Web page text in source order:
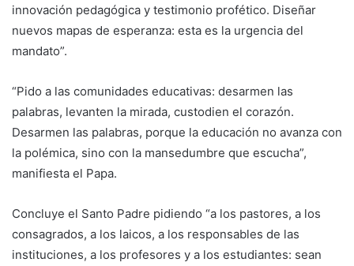
innovación pedagógica y testimonio profético. Diseñar
nuevos mapas de esperanza: esta es la urgencia del
mandato”.
“Pido a las comunidades educativas: desarmen las
palabras, levanten la mirada, custodien el corazón.
Desarmen las palabras, porque la educación no avanza con
la polémica, sino con la mansedumbre que escucha”,
manifiesta el Papa.
Concluye el Santo Padre pidiendo “a los pastores, a los
consagrados, a los laicos, a los responsables de las
instituciones, a los profesores y a los estudiantes: sean